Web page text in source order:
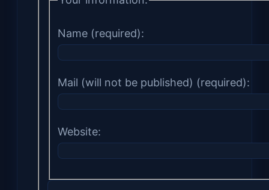
Name (required):
Mail (will not be published) (required):
Website: